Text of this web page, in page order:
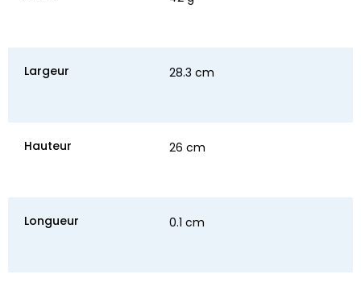
Largeur 28.3 cm
Hauteur 26 cm
Longueur 0.1 cm